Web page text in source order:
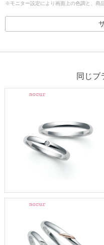
※モニター設定により画面上の色調と、商
同じブ